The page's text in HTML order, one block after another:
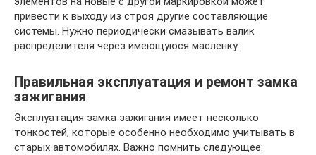
привести к выходу из строя другие составляющие
системы. Нужно периодически смазывать валик
распределителя через имеющуюся маслёнку.
Правильная эксплуатация и ремонт замка
зажигания
Эксплуатация замка зажигания имеет несколько
тонкостей, которые особенно необходимо учитывать в
старых автомобилях. Важно помнить следующее: